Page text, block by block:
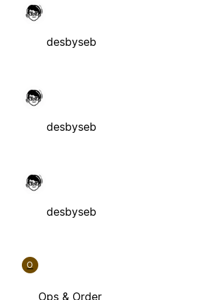
desbyseb
desbyseb
desbyseb
O
Ops & Order